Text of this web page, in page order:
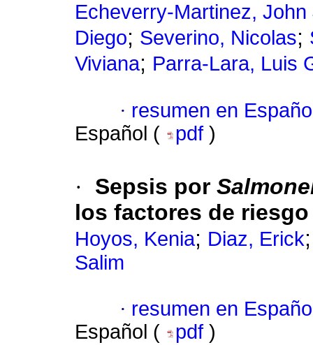
Echeverry-Martinez, John
Diego; Severino, Nicolas;
Viviana; Parra-Lara, Luis
· resumen en
Español (
pdf )
· Sepsis por
los factores de
Hoyos, Kenia; Diaz, Erick
Salim
· resumen en
Español (
pdf )